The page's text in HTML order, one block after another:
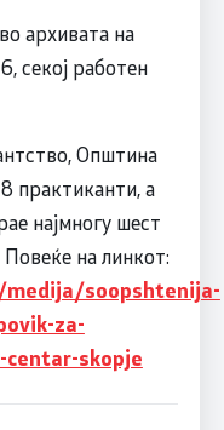
архивата на
секој работен
Општина
практиканти, а
најмногу шест
на линкот:
soopshtenija-
za-
skopje